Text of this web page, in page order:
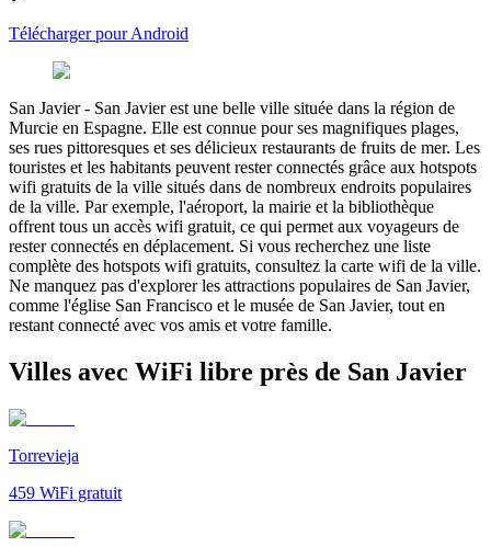
Télécharger pour Android
San Javier- San Javier est une belle ville située dans la région de
Murcie en Espagne. Elle est connue pour ses magnifiques plages,
ses rues pittoresques et ses délicieux restaurants de fruits de mer. Les
touristes et les habitants peuvent rester connectés grâce aux hotspots
wifi gratuits de la ville situés dans de nombreux endroits populaires
de la ville. Par exemple, l'aéroport, la mairie et la bibliothèque
offrent tous un accès wifi gratuit, ce qui permet aux voyageurs de
rester connectés en déplacement. Si vous recherchez une liste
complète des hotspots wifi gratuits, consultez la carte wifi de la ville.
Ne manquez pas d'explorer les attractions populaires de San Javier,
comme l'église San Francisco et le musée de San Javier, tout en
restant connecté avec vos amis et votre famille.
Villes avec WiFi libre près de San Javier
Torrevieja
459 WiFi gratuit